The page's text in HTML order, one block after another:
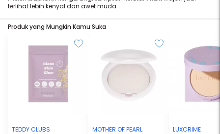
terlihat lebih kenyal dan awet muda.
Produk yang Mungkin Kamu Suka
TEDDY CLUBS
MOTHER OF PEARL
LUXCRIME